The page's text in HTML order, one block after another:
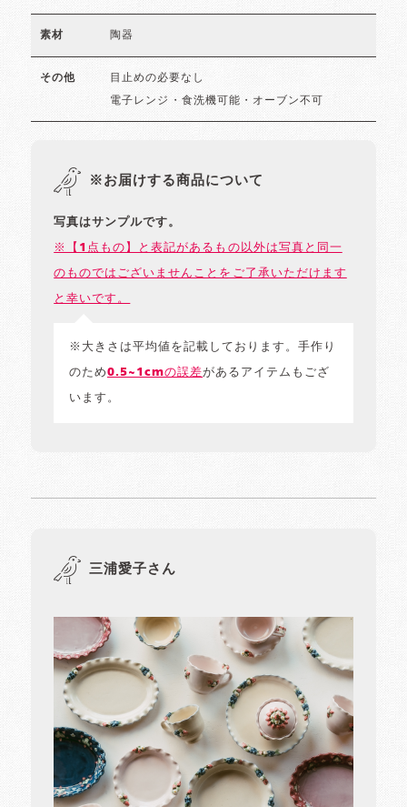
素材 陶器
その他 目止めの必要なし
電子レンジ・食洗機可能・オーブン不可
※お届けする商品について
写真はサンプルです。
※【1点もの】と表記があるもの以外は写真と同一
のものではございませんことをご了承いただけます
と幸いです。
※大きさは平均値を記載しております。手作り
のため0.5~1cmの誤差があるアイテムもござ
います。
三浦愛子さん